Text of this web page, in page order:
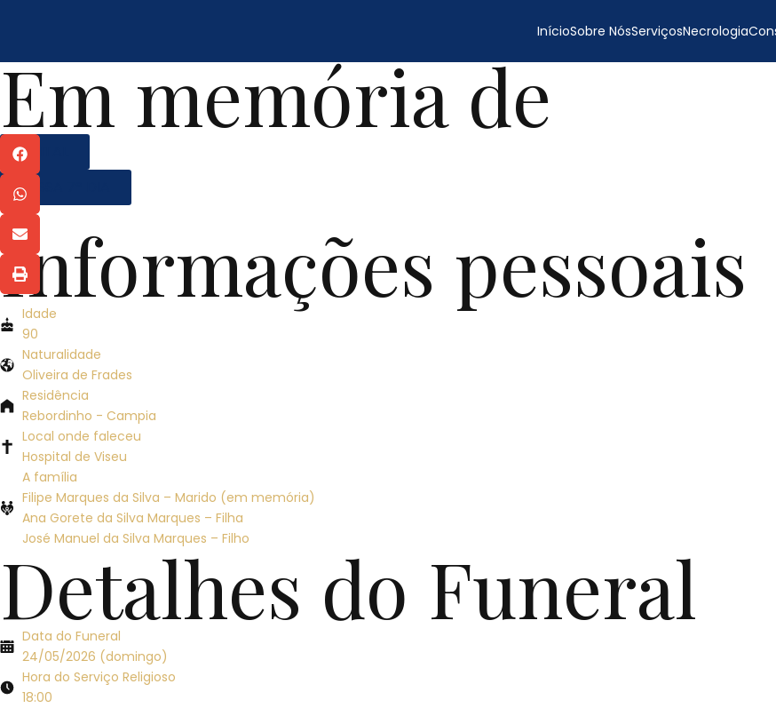
InícioSobre NósServiçosNecrologia
Em memória de
EDITAL
MISSA 7º DIA
Informações pessoais
Idade
90
Naturalidade
Oliveira de Frades
Residência
Rebordinho - Campia
Local onde faleceu
Hospital de Viseu
A família
Filipe Marques da Silva – Marido (em memória)
Ana Gorete da Silva Marques – Filha
José Manuel da Silva Marques – Filho
Detalhes do Funeral
Data do Funeral
24/05/2026 (domingo)
Hora do Serviço Religioso
18:00